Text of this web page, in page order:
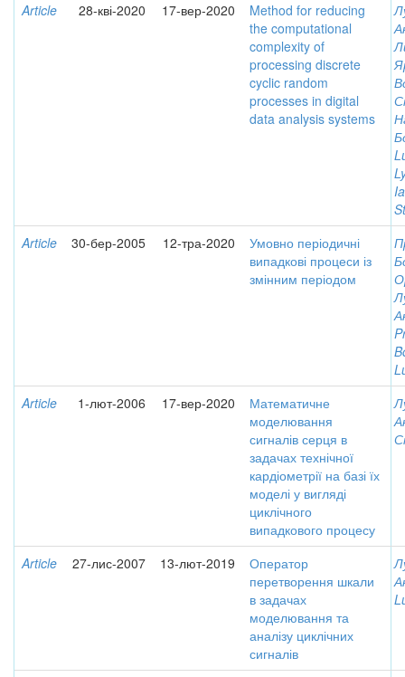
Article
28-кві-2020 17-вер-2020
Method for reducing
the computational
complexity of
processing discrete
cyclic random
processes in digital
data analysis systems
Article
30-бер-2005 12-тра-2020
Умовно періодичні
випадкові процеси із
змінним періодом
Article
1-лют-2006 17-вер-2020
Математичне
моделювання
сигналів серця в
задачах технічної
кардіометрії на базі їх
моделі у вигляді
циклічного
випадкового процесу
Article 27-лис-2007 13-лют-2019
Оператор
перетворення шкали
в задачах
моделювання та
аналізу циклічних
сигналів